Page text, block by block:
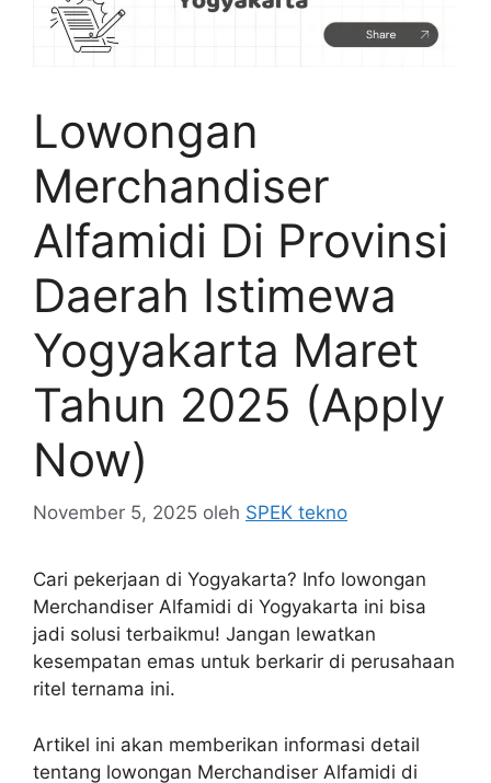
Lowongan
Merchandiser
Alfamidi Di Provinsi
Daerah Istimewa
Yogyakarta Maret
Tahun 2025 (Apply
Now)
November 5, 2025 oleh SPEK tekno
Cari pekerjaan di Yogyakarta? Info lowongan
Merchandiser Alfamidi di Yogyakarta ini bisa
jadi solusi terbaikmu! Jangan lewatkan
kesempatan emas untuk berkarir di perusahaan
ritel ternama ini.
Artikel ini akan memberikan informasi detail
tentang lowongan Merchandiser Alfamidi di